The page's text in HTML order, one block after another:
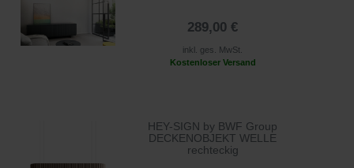
289,00 €
inkl. ges. MwSt.
Kostenloser Versand
HEY-SIGN by BWF Group
DECKENOBJEKT WELLE
rechteckig